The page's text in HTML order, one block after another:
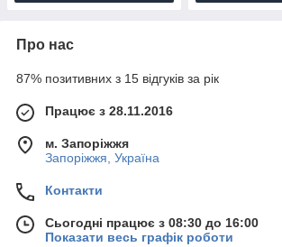
Про нас
87% позитивних з 15 відгуків за рік
Працює з 28.11.2016
м. Запоріжжя
Запоріжжя, Україна
Контакти
Сьогодні працює з 08:30 до 16:00
Показати весь графік роботи